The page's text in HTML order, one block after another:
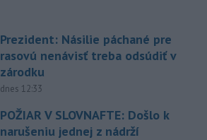
Prezident: Násilie páchané pre
rasovú nenávisť treba odsúdiť v
zárodku
dnes 12:33
POŽIAR V SLOVNAFTE: Došlo k
narušeniu jednej z nádrží